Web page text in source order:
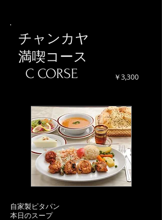
チャンカヤ
満喫コース
C CORSE ￥3,300
自家製ピタパン
本日のスープ